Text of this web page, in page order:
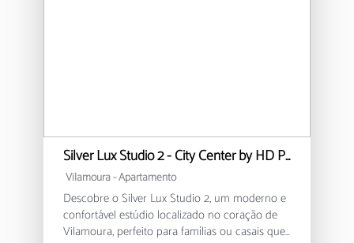
Silver Lux Studio 2 - City Center by HD PROPERTIES
Vilamoura -Apartamento
Descobre o Silver Lux Studio 2, um moderno e
confortável estúdio localizado no coração de
Vilamoura, perfeito para famílias ou casais que